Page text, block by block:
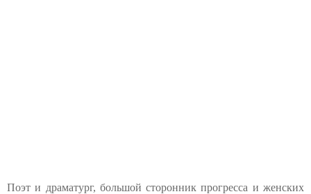
Поэт и драматург, большой сторонник прогресса и женских